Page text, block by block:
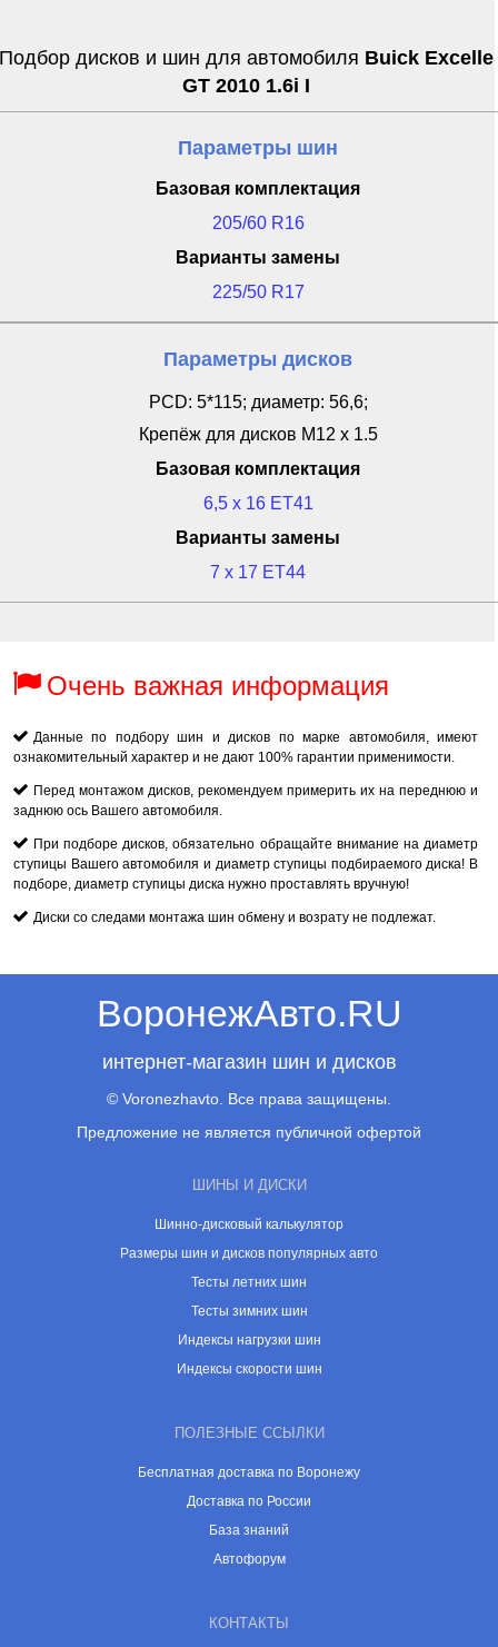
дисков и шин для автомобиля Buick Excelle
GT 2010 1.6i I
Параметры шин
Базовая комплектация
205/60 R16
Варианты замены
225/50 R17
Параметры дисков
PCD: 5*115; диаметр: 56,6;
Крепёж для дисков M12 x 1.5
Базовая комплектация
6,5 x 16 ET41
Варианты замены
7 x 17 ET44
Очень важная информация
Данные по подбору шин и дисков по марке автомобиля, имеют
ознакомительный характер и не дают 100% гарантии применимости.
Перед монтажом дисков, рекомендуем примерить их на переднюю и
заднюю ось Вашего автомобиля.
При подборе дисков, обязательно обращайте внимание на диаметр
ступицы Вашего автомобиля и диаметр ступицы подбираемого диска! В
подборе, диаметр ступицы диска нужно проставлять вручную!
Диски со следами монтажа шин обмену и возрату не подлежат.
ВоронежАвто.RU
интернет-магазин шин и дисков
© Voronezhavto. Все права защищены.
Предложение не является публичной офертой
ШИНЫ И ДИСКИ
Шинно-дисковый калькулятор
Размеры шин и дисков популярных авто
Тесты летних шин
Тесты зимних шин
Индексы нагрузки шин
Индексы скорости шин
ПОЛЕЗНЫЕ ССЫЛКИ
Бесплатная доставка по Воронежу
Доставка по России
База знаний
Автофорум
КОНТАКТЫ